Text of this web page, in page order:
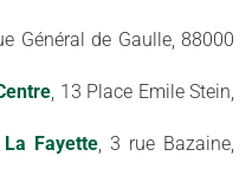
Général de Gaulle, 88000
, 13 Place Emile Stein,
Fayette, 3 rue Bazaine,